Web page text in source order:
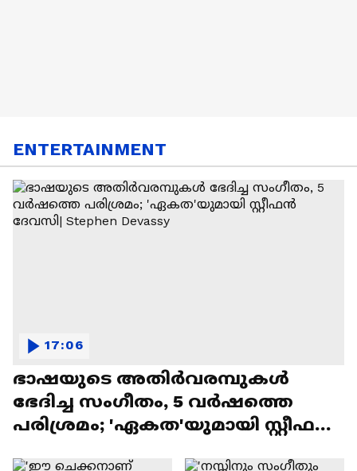
ENTERTAINMENT
ഭാഷയുടെ അതിർവരമ്പുകൾ
ഭേദിച്ച സംഗീതം, 5 വർഷത്തെ
പരിശ്രമം; 'ഏകത'യുമായി സ്റ്റീഫൻ
17:06